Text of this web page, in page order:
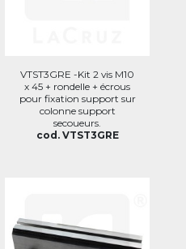
VTST3GRE -Kit 2 vis M10
x 45 + rondelle + écrous
pour fixation support sur
colonne support
secoueurs.
cod. VTST3GRE